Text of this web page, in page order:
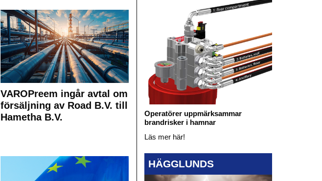
VAROPreem ingår avtal om
försäljning av Road B.V. till
Hametha B.V.
Operatörer uppmärksammar
brandrisker i hamnar
Läs mer här!
HÄGGLUNDS